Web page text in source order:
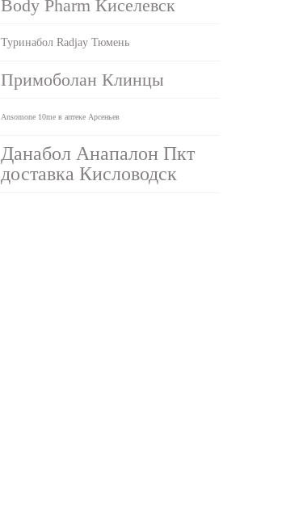
Body Pharm Киселевск
Туринабол Radjay Тюмень
Примоболан Клинцы
Ansomone 10me в аптеке Арсеньев
Данабол Анапалон Пкт
доставка Кисловодск